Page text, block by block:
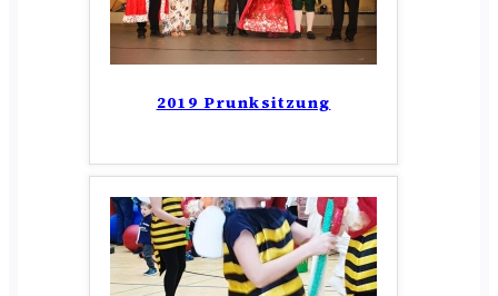
2019 Prunksitzung